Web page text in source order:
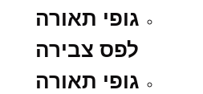
גופי תאורה
לפס צבירה
גופי תאורה